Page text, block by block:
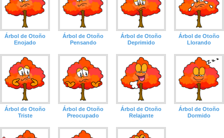
Árbol de Otoño
Enojado
Árbol de Otoño
Pensando
Árbol de Otoño
Deprimido
Árbol de Otoño
Llorando
Árbol de Otoño
Triste
Árbol de Otoño
Preocupado
Árbol de Otoño
Relajante
Árbol de Otoño
Dormido